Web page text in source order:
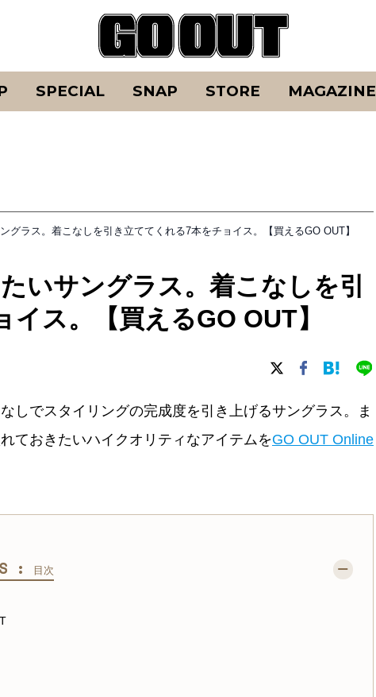
SPECIAL SNAP STORE MAGAZINE
グラス。着こなしを引き立ててくれる7本をチョイス。【買えるGO OUT】
いサングラス。着こなしを引
ス。【買えるGO OUT】
しでスタイリングの完成度を引き上げるサングラス。ま
ておきたいハイクオリティなアイテムをGO OUT Online
: 目次